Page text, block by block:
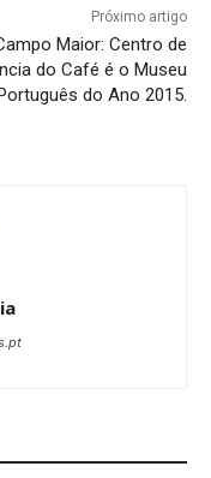
Próximo artigo
Maior: Centro de
do Café é o Museu
do Ano 2015.